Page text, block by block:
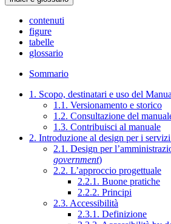
contenuti
figure
tabelle
glossario
Sommario
1. Scopo, destinatari e uso del
1.1. Versionamento e storico
1.2. Consultazione del
1.3. Contribuisci al manuale
2. Introduzione al design per i
2.1. Design per
government)
2.2. L’approccio progettuale
2.2.1. Buone pratiche
2.2.2. Principi
2.3. Accessibilità
2.3.1. Definizione